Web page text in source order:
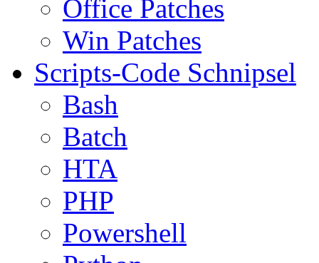
Office Patches
Win Patches
Scripts-Code Schnipsel
Bash
Batch
HTA
PHP
Powershell